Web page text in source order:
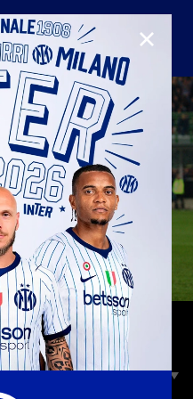
46 GOL CON